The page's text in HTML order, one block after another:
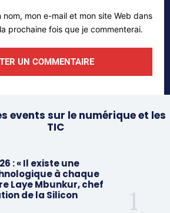
nom, mon e-mail et mon site Web dans
prochaine fois que je commenterai.
events sur le numérique et les
TIC
: « Il existe une
à chaque
Laye Mbunkur, chef
de la Silicon